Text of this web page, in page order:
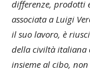
differenze, prodotti
associata a Luigi
il suo lavoro, è
della civiltà italiana
insieme al cibo,